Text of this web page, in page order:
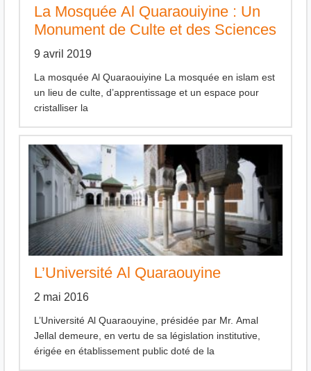
La Mosquée Al Quaraouiyine : Un
Monument de Culte et des Sciences
9 avril 2019
La mosquée Al Quaraouiyine La mosquée en islam est
un lieu de culte, d’apprentissage et un espace pour
cristalliser la
L’Université Al Quaraouyine
2 mai 2016
L’Université Al Quaraouyine, présidée par Mr. Amal
Jellal demeure, en vertu de sa législation institutive,
érigée en établissement public doté de la